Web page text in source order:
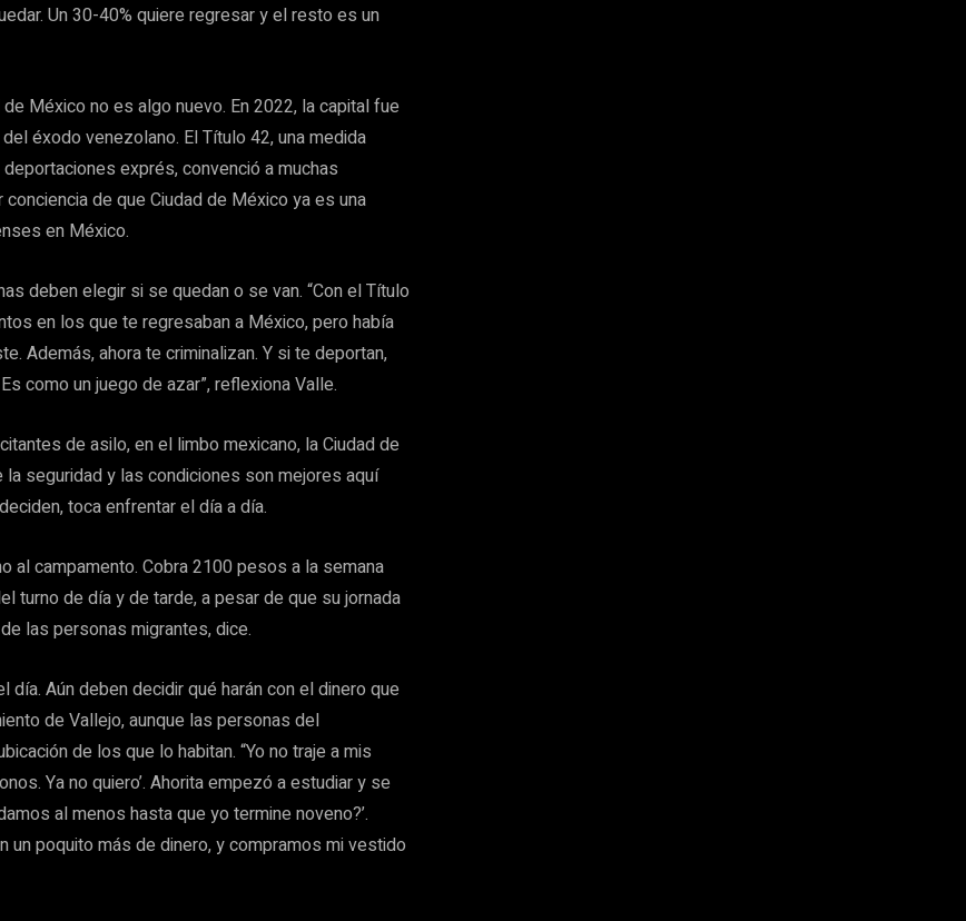
Un 30-40% quiere regresar y el resto es un
México no es algo nuevo. En 2022, la capital fue
éxodo venezolano. El Título 42, una medida
exprés, convenció a muchas
de que Ciudad de México ya es una
en México.
deben elegir si se quedan o se van. “Con el Título
en los que te regresaban a México, pero había
Además, ahora te criminalizan. Y si te deportan,
como un juego de azar”, reflexiona Valle.
de asilo, en el limbo mexicano, la Ciudad de
la seguridad y las condiciones son mejores aquí
toca enfrentar el día a día.
al campamento. Cobra 2100 pesos a la semana
turno de día y de tarde, a pesar de que su jornada
las personas migrantes, dice.
Aún deben decidir qué harán con el dinero que
de Vallejo, aunque las personas del
de los que lo habitan. “Yo no traje a mis
Ya no quiero’. Ahorita empezó a estudiar y se
al menos hasta que yo termine noveno?’.
un poquito más de dinero, y compramos mi vestido